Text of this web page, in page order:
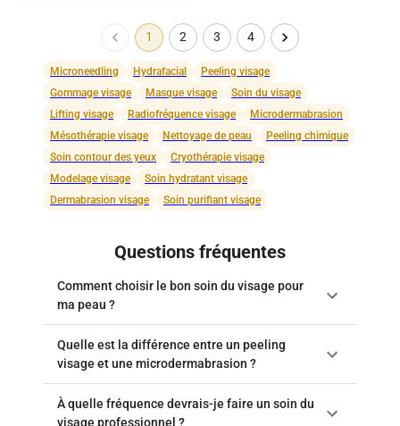
1 2 3 4
Microneedling Hydrafacial
Peeling visage
Gommage visage
Masque visage
Soin du visage
Lifting visage
Radiofréquence visage
Microdermabrasion
Mésothérapie visage
Nettoyage de peau
Peeling chimique
Soin contour des yeux
Cryothérapie visage
Modelage visage
Soin hydratant visage
Dermabrasion visage
Soin purifiant visage
Questions fréquentes
Comment choisir le bon soin du visage pour
ma peau ?
Quelle est la différence entre un peeling
visage et une microdermabrasion ?
À quelle fréquence devrais-je faire un soin du
visage professionnel ?